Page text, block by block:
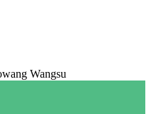
Wangsu